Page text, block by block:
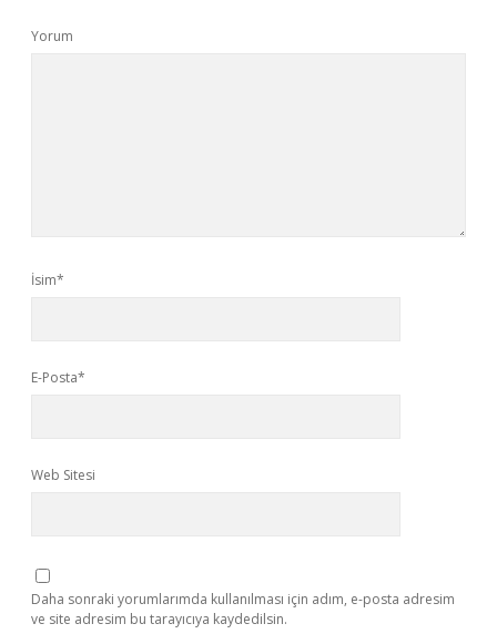
Yorum
İsim*
E-Posta*
Web Sitesi
Daha sonraki yorumlarımda kullanılması için adım, e-posta adresim
ve site adresim bu tarayıcıya kaydedilsin.